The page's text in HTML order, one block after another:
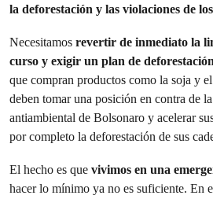
la deforestación y las violaciones de
Necesitamos revertir de inmediato la
curso y exigir un plan de
que compran productos como la soja y
deben tomar una posición en contra de
antiambiental de Bolsonaro y acelerar
por completo la deforestación de sus
El hecho es que vivimos en una
hacer lo mínimo ya no es suficiente. En